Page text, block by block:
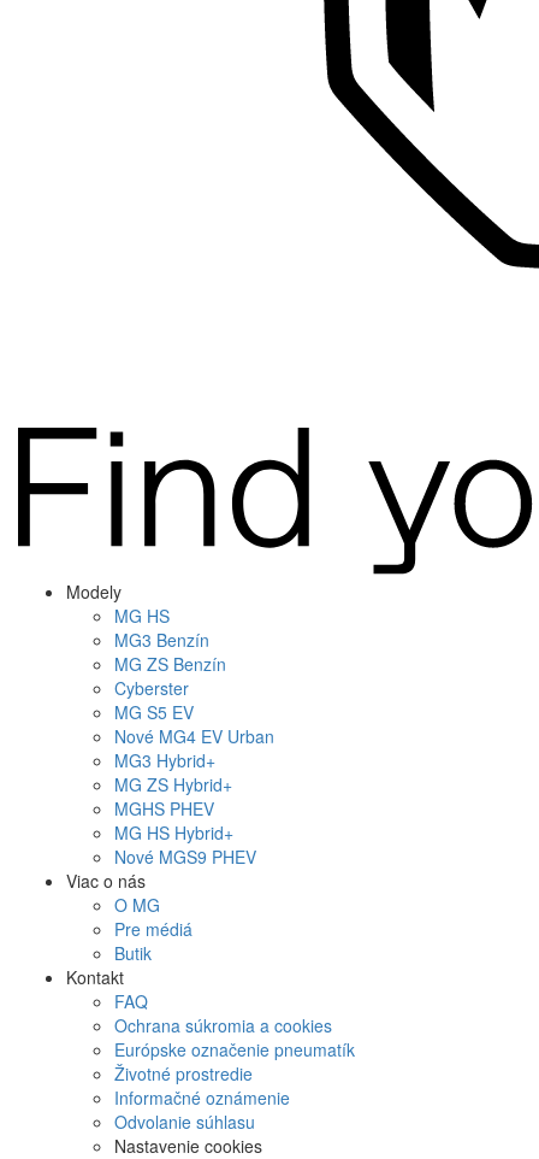
Modely
MG HS
MG3 Benzín
MG ZS Benzín
Cyberster
MG S5 EV
Nové MG4 EV Urban
MG3 Hybrid+
MG ZS Hybrid+
MGHS PHEV
MG HS Hybrid+
Nové MGS9 PHEV
Viac o nás
O MG
Pre médiá
Butik
Kontakt
FAQ
Ochrana súkromia a cookies
Európske označenie pneumatík
Životné prostredie
Informačné oznámenie
Odvolanie súhlasu
Nastavenie cookies